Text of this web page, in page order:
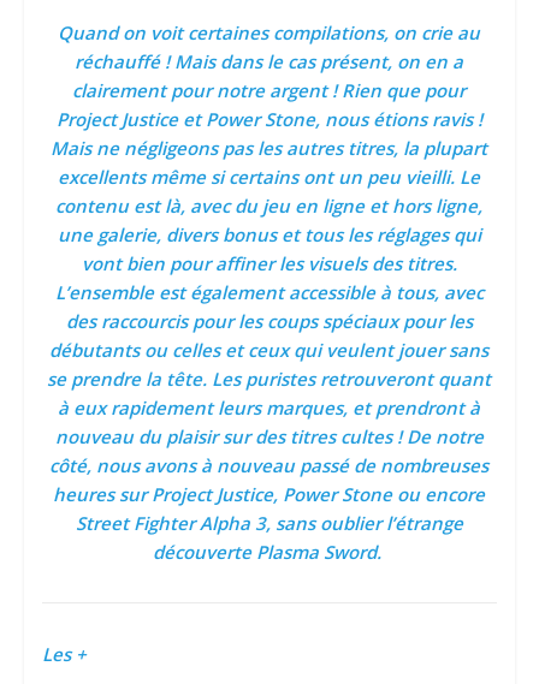
Quand on voit certaines compilations, on crie au
réchauffé ! Mais dans le cas présent, on en a
clairement pour notre argent ! Rien que pour
Project Justice et Power Stone, nous étions ravis !
Mais ne négligeons pas les autres titres, la plupart
excellents même si certains ont un peu vieilli. Le
contenu est là, avec du jeu en ligne et hors ligne,
une galerie, divers bonus et tous les réglages qui
vont bien pour affiner les visuels des titres.
L’ensemble est également accessible à tous, avec
des raccourcis pour les coups spéciaux pour les
débutants ou celles et ceux qui veulent jouer sans
se prendre la tête. Les puristes retrouveront quant
à eux rapidement leurs marques, et prendront à
nouveau du plaisir sur des titres cultes ! De notre
côté, nous avons à nouveau passé de nombreuses
heures sur Project Justice, Power Stone ou encore
Street Fighter Alpha 3, sans oublier l’étrange
découverte Plasma Sword.
Les +